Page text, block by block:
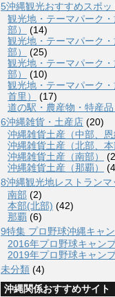
5沖縄観光おすすめスポッ
観光地・テーマパーク
部）
(14)
観光地・テーマパーク
部）
(25)
観光地・テーマパーク
部）
(10)
観光地・テーマパーク
首里）
(17)
道の駅・農産物・特産品
6沖縄雑貨・土産店 (20)
沖縄雑貨土産（中部、恩
沖縄雑貨土産（北部、本
沖縄雑貨土産（南部）
沖縄雑貨土産（那覇）
8沖縄観光地レストランマ
南部 (2)
本部(北部) (42)
那覇 (6)
9特集 プロ野球沖縄キャ
2016年プロ野球キャン
2019年プロ野球キャン
未分類 (4)
沖縄関係おすすめサイト